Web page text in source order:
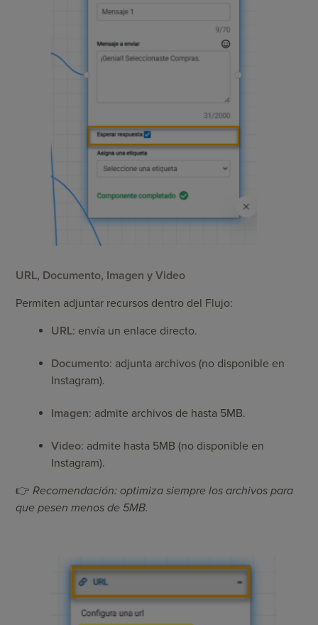
URL, Documento, Imagen y Video
Permiten adjuntar recursos dentro del Flujo:
URL: envía un enlace directo.
Documento: adjunta archivos (no disponible en
Instagram).
Imagen: admite archivos de hasta 5MB.
Video: admite hasta 5MB (no disponible en
Instagram).
👉Recomendación: optimiza siempre los archivos para
que pesen menos de 5MB.